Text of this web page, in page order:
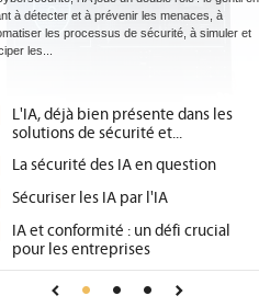
datacenters plus durables et plus efficaces, c'est
recherchent les pouvoirs publics européens
la mise en oeuvre de la nouvelle Directive sur
Qu'est-ce que la DEE (directive
d'efficacité énergétique) ?
DEE, une pression administrative
place pour répondre à...
Phocea DC dans les cordes pour la